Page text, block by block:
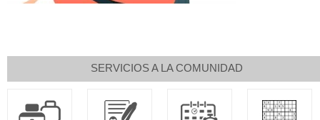
SERVICIOS A LA COMUNIDAD